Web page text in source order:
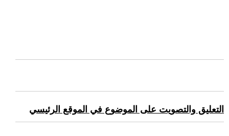
التعليق والتصويت على الموضوع في الموقع الرئيسي